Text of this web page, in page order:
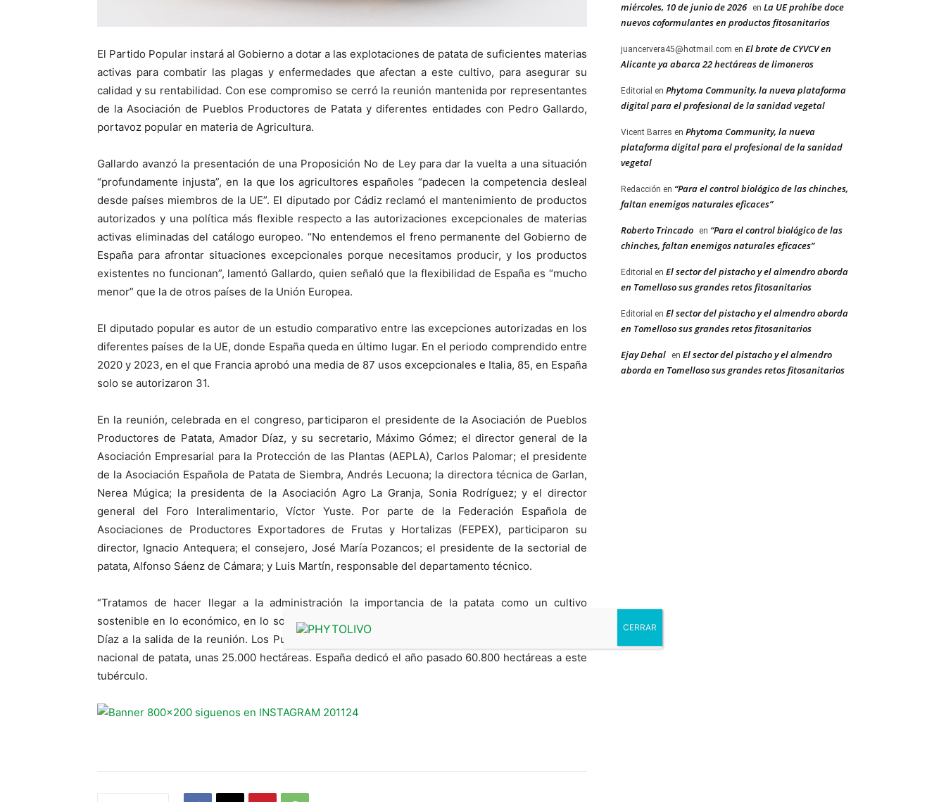
El Partido Popular instará al Gobierno a dotar a las explotaciones de patata de suficientes materias
activas para combatir las plagas y enfermedades que afectan a este cultivo, para asegurar su
calidad y su rentabilidad. Con ese compromiso se cerró la reunión mantenida por representantes
de la Asociación de Pueblos Productores de Patata y diferentes entidades con Pedro Gallardo,
portavoz popular en materia de Agricultura.
Gallardo avanzó la presentación de una Proposición No de Ley para dar la vuelta a una situación
“profundamente injusta”, en la que los agricultores españoles “padecen la competencia desleal
desde países miembros de la UE”. El diputado por Cádiz reclamó el mantenimiento de productos
autorizados y una política más flexible respecto a las autorizaciones excepcionales de materias
activas eliminadas del catálogo europeo. “No entendemos el freno permanente del Gobierno de
España para afrontar situaciones excepcionales porque necesitamos producir, y los productos
existentes no funcionan”, lamentó Gallardo, quien señaló que la flexibilidad de España es “mucho
menor” que la de otros países de la Unión Europea.
El diputado popular es autor de un estudio comparativo entre las excepciones autorizadas en los
diferentes países de la UE, donde España queda en último lugar. En el periodo comprendido entre
2020 y 2023, en el que Francia aprobó una media de 87 usos excepcionales e Italia, 85, en España
solo se autorizaron 31.
En la reunión, celebrada en el congreso, participaron el presidente de la Asociación de Pueblos
Productores de Patata, Amador Díaz, y su secretario, Máximo Gómez; el director general de la
Asociación Empresarial para la Protección de las Plantas (AEPLA), Carlos Palomar; el presidente
de la Asociación Española de Patata de Siembra, Andrés Lecuona; la directora técnica de Garlan,
Nerea Múgica; la presidenta de la Asociación Agro La Granja, Sonia Rodríguez; y el director
general del Foro Interalimentario, Víctor Yuste. Por parte de la Federación Española de
Asociaciones de Productores Exportadores de Frutas y Hortalizas (FEPEX), participaron su
director, Ignacio Antequera; el consejero, José María Pozancos; el presidente de la sectorial de
patata, Alfonso Sáenz de Cámara; y Luis Martín, responsable del departamento técnico.
“Tratamos de hacer llegar a la administración la importancia de la patata como un cultivo
sostenible en lo económico, en lo social y en lo medioambiental para nuestros pueblos”, explicó
Díaz a la salida de la reunión. Los Pueblos Productores de Patata aúnan el 40% de la superficie
nacional de patata, unas 25.000 hectáreas. España dedicó el año pasado 60.800 hectáreas a este
tubérculo.
miércoles, 10 de junio de 2026 en La UE prohíbe doce
nuevos coformulantes en productos fitosanitarios
juancervera45@hotmail.com en El brote de CYVCV en
Alicante ya abarca 22 hectáreas de limoneros
Editorial en Phytoma Community, la nueva plataforma
digital para el profesional de la sanidad vegetal
Vicent Barres en Phytoma Community, la nueva
plataforma digital para el profesional de la sanidad
vegetal
Redacción en “Para el control biológico de las chinches,
faltan enemigos naturales eficaces”
Roberto Trincado en “Para el control biológico de las
chinches, faltan enemigos naturales eficaces”
Editorial en El sector del pistacho y el almendro aborda
en Tomelloso sus grandes retos fitosanitarios
Editorial en El sector del pistacho y el almendro aborda
en Tomelloso sus grandes retos fitosanitarios
Ejay Dehal en El sector del pistacho y el almendro
aborda en Tomelloso sus grandes retos fitosanitarios